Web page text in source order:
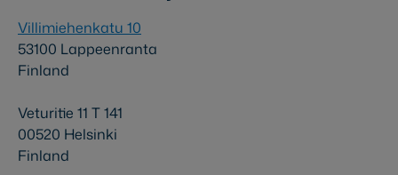
Villimiehenkatu 10
53100 Lappeenranta
Finland
Veturitie 11 T 141
00520 Helsinki
Finland